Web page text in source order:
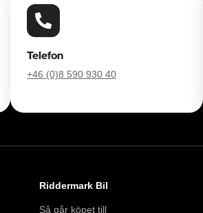
Telefon
+46 (0)8 590 930 40
Riddermark Bil
Så går köpet till